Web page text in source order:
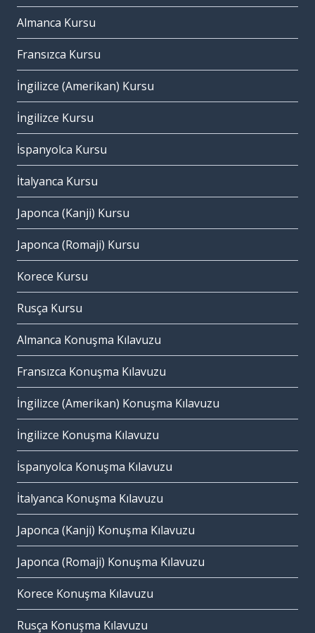
Almanca Kursu
Fransızca Kursu
İngilizce (Amerikan) Kursu
İngilizce Kursu
İspanyolca Kursu
İtalyanca Kursu
Japonca (Kanji) Kursu
Japonca (Romaji) Kursu
Korece Kursu
Rusça Kursu
Almanca Konuşma Kılavuzu
Fransızca Konuşma Kılavuzu
İngilizce (Amerikan) Konuşma Kılavuzu
İngilizce Konuşma Kılavuzu
İspanyolca Konuşma Kılavuzu
İtalyanca Konuşma Kılavuzu
Japonca (Kanji) Konuşma Kılavuzu
Japonca (Romaji) Konuşma Kılavuzu
Korece Konuşma Kılavuzu
Rusça Konuşma Kılavuzu